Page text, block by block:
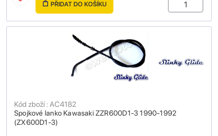
PŘIDAT DO KOŠÍKU
Spojkové lanko Kawasaki ZZR600D1-3 1990-1992
(ZX600D1-3)
Kód zboží : AC4182